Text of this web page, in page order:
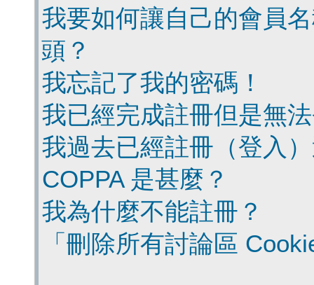
我要如何讓自己的會員
頭？
我忘記了我的密碼！
我已經完成註冊但是無
我過去已經註冊（登入
COPPA 是甚麼？
我為什麼不能註冊？
「刪除所有討論區